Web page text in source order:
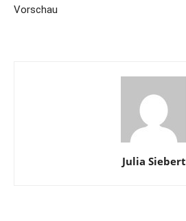
Vorschau
Julia Siebert